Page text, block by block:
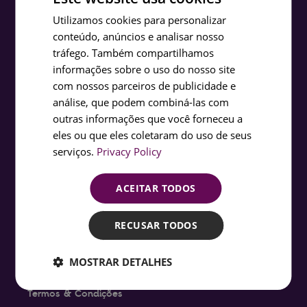
Chegar ao Quake
Horário de Funcionamento
Para Professores
Para Estudantes
Acessibilidade
Perguntas Frequentes
APRENDA
O Terramoto de Lisboa
A Ciência de um Terramoto
Descubra Lisboa
O Museu Quake
Carreiras
Termos & Condições
PORTUGUESE
SPANISH
Utilizamos cookies para personalizar
conteúdo, anúncios e analisar nosso
tráfego. Também compartilhamos
informações sobre o uso do nosso site
com nossos parceiros de publicidade e
análise, que podem combiná-las com
outras informações que você forneceu a
eles ou que eles coletaram do uso de seus
serviços. Privacy Policy
ACEITAR TODOS
RECUSAR TODOS
MOSTRAR DETALHES